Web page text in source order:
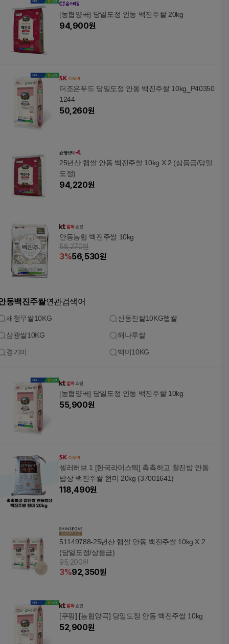
[농협양곡] 당일도정 안동 백진주쌀 20kg
94,900원
더조은푸드 당일도정 안동 백진주쌀 10kg_P40350
1244
50,260원
25년산 햅쌀 안동 백진주쌀 10kg X 2 (상등급/당일
도정)
94,220원
안동농협 백진주쌀 10kg
58,270원
3%56,530원
동백진주쌀연관검색어
새청무쌀10KG 신동진쌀10KG햅쌀
삼광쌀10KG 해나루쌀
경기미 백미10KG
[농협양곡] 당일도정 안동 백진주쌀 10kg
55,900원
셀러허브 1 [한국라이스텍] 촉촉하고 찰진밥 안동
밥상 백진주쌀 현미 20kg (37001641)
118,490원
51149788-25년산 햅쌀 안동 백진주쌀 10kg X 2
(당일도정/상등급)
95,200원
3%92,350원
[쿠팡] [농협양곡] 당일도정 안동 백진주쌀 10kg
52,900원